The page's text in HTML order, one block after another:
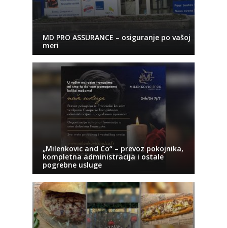
MD PRO ASSURANCE – osiguranje po vašoj
meri
„Milenkovic and Co“ – prevoz pokojnika,
kompletna administracija i ostale
pogrebne usluge